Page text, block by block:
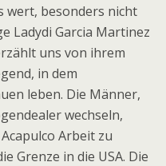
wert, besonders nicht
Ladydi Garcia Martinez
uns von ihrem
in dem
leben. Die Männer,
wechseln,
Arbeit zu
Grenze in die USA. Die